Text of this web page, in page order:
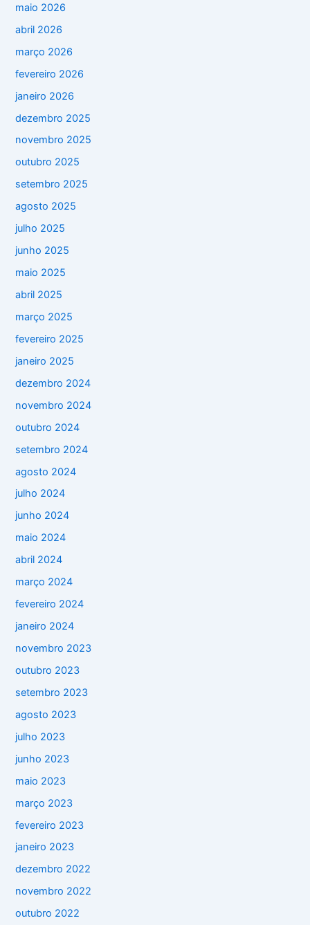
maio 2026
abril 2026
março 2026
fevereiro 2026
janeiro 2026
dezembro 2025
novembro 2025
outubro 2025
setembro 2025
agosto 2025
julho 2025
junho 2025
maio 2025
abril 2025
março 2025
fevereiro 2025
janeiro 2025
dezembro 2024
novembro 2024
outubro 2024
setembro 2024
agosto 2024
julho 2024
junho 2024
maio 2024
abril 2024
março 2024
fevereiro 2024
janeiro 2024
novembro 2023
outubro 2023
setembro 2023
agosto 2023
julho 2023
junho 2023
maio 2023
março 2023
fevereiro 2023
janeiro 2023
dezembro 2022
novembro 2022
outubro 2022